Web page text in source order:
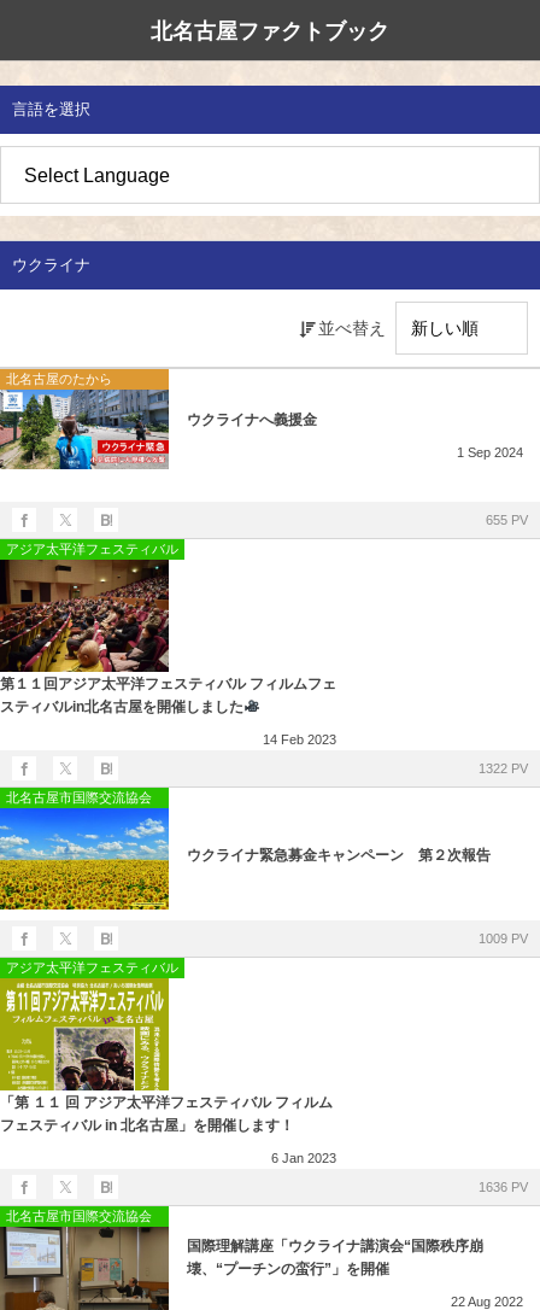
北名古屋ファクトブック
言語を選択
ウクライナ
並べ替え
北名古屋のたから
ウクライナへ義援金
1 Sep 2024
655 PV
アジア太平洋フェスティバル
第１１回アジア太平洋フェスティバル フィルムフェ
スティバルin北名古屋を開催しました
14 Feb 2023
1322 PV
北名古屋市国際交流協会
ウクライナ緊急募金キャンペーン 第２次報告
1009 PV
アジア太平洋フェスティバル
「第 １１ 回 アジア太平洋フェスティバル フィルム
フェスティバル in 北名古屋」を開催します！
6 Jan 2023
1636 PV
北名古屋市国際交流協会
国際理解講座「ウクライナ講演会“国際秩序崩
壊、“プーチンの蛮行”」を開催
22Aug 2022
地域みがき
オススメの場所
イベント・活動紹介 草の根交流
多文化共生社
外国語講座
草の根交流
私たちの国際
ボランティア
所在地・お問合せ先
愛知県防災・
北名古屋市国際交流協会 会報
市民アンケート結果